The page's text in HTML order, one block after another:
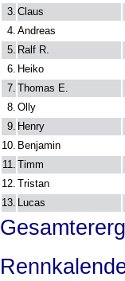
3. Claus
4. Andreas
5. Ralf R.
6. Heiko
7. Thomas E.
8. Olly
9. Henry
10. Benjamin
11. Timm
12. Tristan
13. Lucas